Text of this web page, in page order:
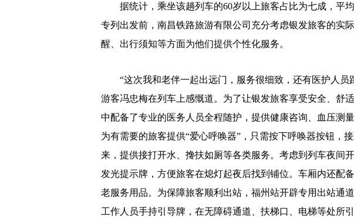
据统计，乘坐该趟列车的60岁以上旅客占比为七成，平均
专列出发前，南昌铁路旅游有限公司充分考虑银发旅客的实
醒、出行须知等方面为他们提供个性化服务。
“这次我和老伴一起出远门，服务很细致，还有医护人员
游客冯忠梅在列车上感慨道。为了让银发旅客享受安全、舒
中配备了专业的医务人员全程随护，提供健康咨询、血压测
为有需要的旅客提供“爱心呼唤器”，只需按下呼唤器按钮，
来，提供接打开水、搀扶如厕等各类服务。考虑到列车夜间
发光提示牌，方便旅客在熄灯起夜后找到铺位。车厢内还配
老服务用品。为保障旅客顺利出站，福州站开辟专用出站通
工作人员手持引导牌，在无障碍通道、扶梯口、电梯等处所